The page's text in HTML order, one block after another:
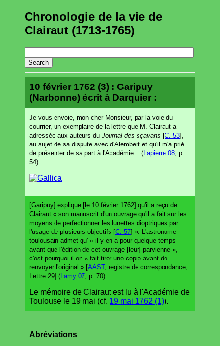
Chronologie de la vie de
Clairaut (1713-1765)
10 février 1762 (3) : Garipuy
(Narbonne) écrit à Darquier :
Je vous envoie, mon cher Monsieur, par la voie du
courrier, un exemplaire de la lettre que M. Clairaut a
adressée aux auteurs du Journal des sçavans [C. 53],
au sujet de sa dispute avec d'Alembert et qu'il m'a prié
de présenter de sa part à l'Académie... ( Lapierre 08 , p.
54).
[Garipuy] explique [le 10 février 1762] qu'il a reçu de
Clairaut « son manuscrit d'un ouvrage qu'il a fait sur les
moyens de perfectionner les lunettes dioptriques par
l'usage de plusieurs objectifs [C. 57] ». L'astronome
toulousain admet qu' « il y en a pour quelque temps
avant que l'édition de cet ouvrage [leur] parvienne »,
c'est pourquoi il en « fait tirer une copie avant de
renvoyer l'original » [AAST, registre de correspondance,
Lettre 29] ( Lamy 07 , p. 70).
Le mémoire de Clairaut est lu à l'Académie de
Toulouse le 19 mai (cf. 19 mai 1762 (1)).
Abréviations